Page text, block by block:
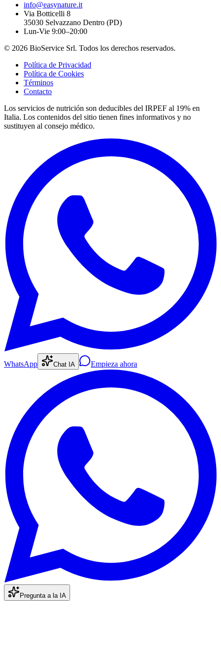
info@easynature.it
Via Botticelli 8
35030 Selvazzano Dentro (PD)
Lun-Vie 9:00–20:00
© 2026 BioService Srl. Todos los derechos reservados.
Política de Privacidad
Política de Cookies
Términos
Contacto
Los servicios de nutrición son deducibles del IRPEF al 19% en
Italia. Los contenidos del sitio tienen fines informativos y no
sustituyen al consejo médico.
WhatsApp Chat IA Empieza ahora
Pregunta a la IA